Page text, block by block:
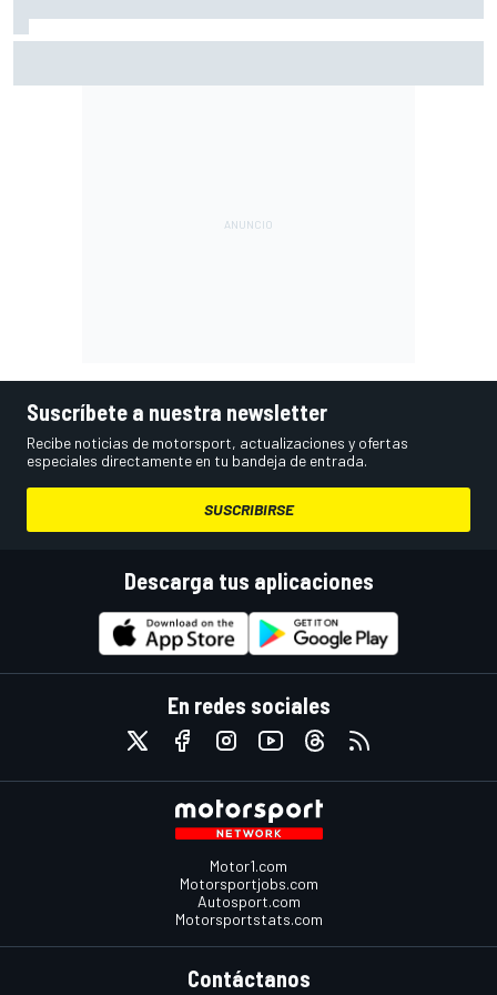
Suscríbete a nuestra newsletter
Recibe noticias de motorsport, actualizaciones y ofertas
especiales directamente en tu bandeja de entrada.
SUSCRIBIRSE
Descarga tus aplicaciones
En redes sociales
Motor1.com
Motorsportjobs.com
Autosport.com
Motorsportstats.com
Contáctanos